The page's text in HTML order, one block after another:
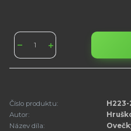
Číslo produktu:
Autor:
Název díla: